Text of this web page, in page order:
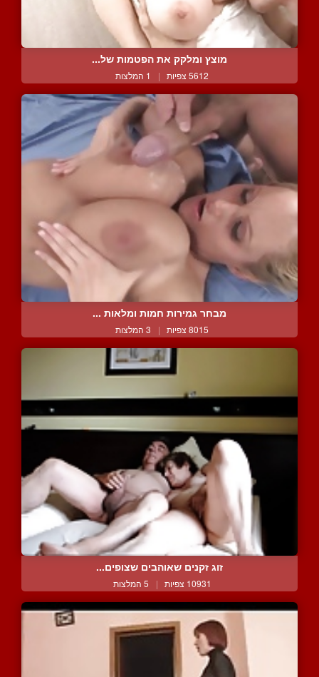
מוצץ ומלקק את הפטמות של...
5612 צפיות | 1 המלצות
מבחר גמירות חמות ומלאות ...
8015 צפיות | 3 המלצות
זוג זקנים שאוהבים שצופים...
10931 צפיות | 5 המלצות